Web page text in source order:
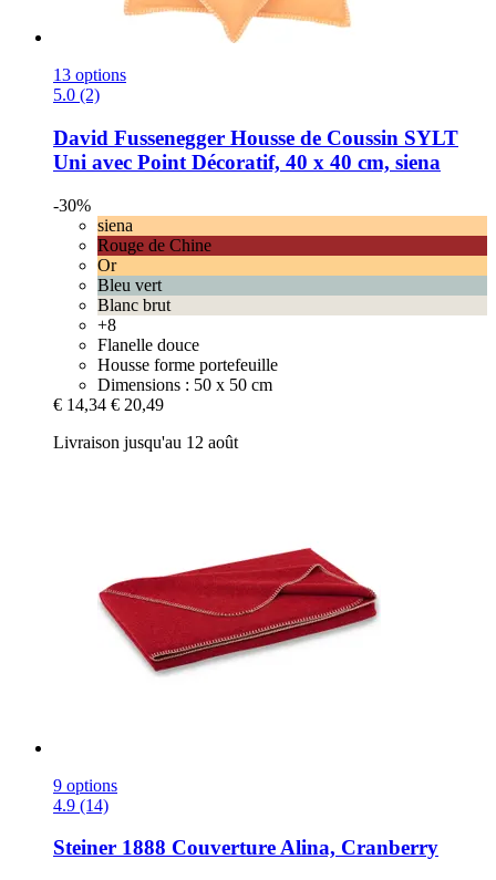
13 options
5.0 (2)
David Fussenegger Housse de Coussin SYLT
Uni avec Point Décoratif, 40 x 40 cm, siena
-30%
siena
Rouge de Chine
Or
Bleu vert
Blanc brut
+8
Flanelle douce
Housse forme portefeuille
Dimensions : 50 x 50 cm
€ 14,34 € 20,49
Livraison jusqu'au 12 août
9 options
4.9 (14)
Steiner 1888 Couverture Alina, Cranberry